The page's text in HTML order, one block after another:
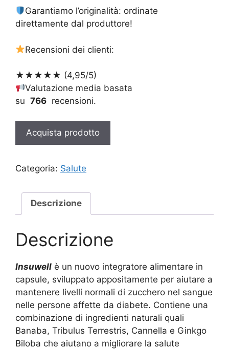
Garantiamo l’originalità: ordinate
direttamente dal produttore!
Recensioni dei clienti:
★★★★★ (4,95/5)
Valutazione media basata
su 766 recensioni.
Acquista prodotto
Categoria: Salute
Descrizione
Descrizione
Insuwell è un nuovo integratore alimentare in
capsule, sviluppato appositamente per aiutare a
mantenere livelli normali di zucchero nel sangue
nelle persone affette da diabete. Contiene una
combinazione di ingredienti naturali quali
Banaba, Tribulus Terrestris, Cannella e Ginkgo
Biloba che aiutano a migliorare la salute